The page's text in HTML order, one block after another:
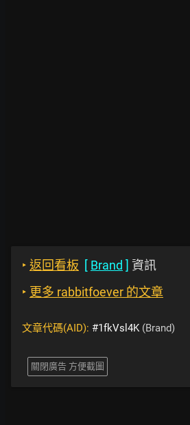
‣ 返回看板 [ Brand ] 資訊
‣ 更多 rabbitfoever 的文章
文章代碼(AID): #1fkVsl4K(Brand)
關閉廣告 方便截圖